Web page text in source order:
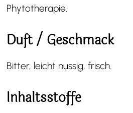
Phytotherapie.
Duft / Geschmack
Bitter, leicht nussig, frisch.
Inhaltsstoffe